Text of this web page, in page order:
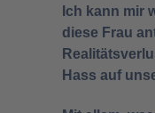
Ich kann mir
diese Frau
Hass auf